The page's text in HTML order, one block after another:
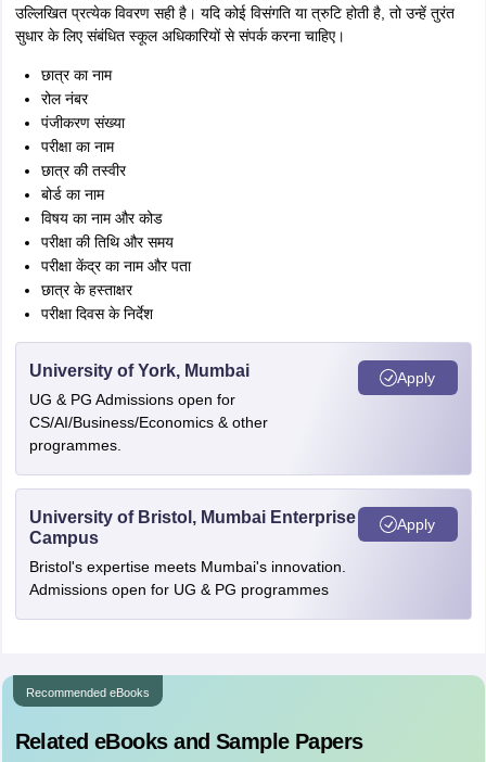
उल्लिखित प्रत्येक विवरण सही है। यदि कोई विसंगति या त्रुटि होती है, तो उन्हें तुरंत
सुधार के लिए संबंधित स्कूल अधिकारियों से संपर्क करना चाहिए।
छात्र का नाम
रोल नंबर
पंजीकरण संख्या
परीक्षा का नाम
छात्र की तस्वीर
बोर्ड का नाम
विषय का नाम और कोड
परीक्षा की तिथि और समय
परीक्षा केंद्र का नाम और पता
छात्र के हस्ताक्षर
परीक्षा दिवस के निर्देश
University of York, Mumbai
UG & PG Admissions open for
CS/AI/Business/Economics & other
programmes.
Apply
University of Bristol, Mumbai Enterprise
Campus
Bristol's expertise meets Mumbai's innovation.
Admissions open for UG & PG programmes
Apply
Recommended eBooks
Related eBooks and Sample Papers